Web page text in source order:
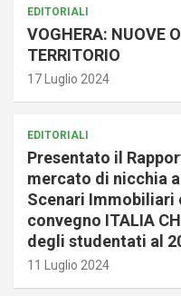
EDITORIALI
VOGHERA: NUOVE
TERRITORIO
17 Luglio 2024
EDITORIALI
Presentato il
mercato di nicchia
Scenari Immobiliari
convegno ITALIA
degli studentati al
11 Luglio 2024